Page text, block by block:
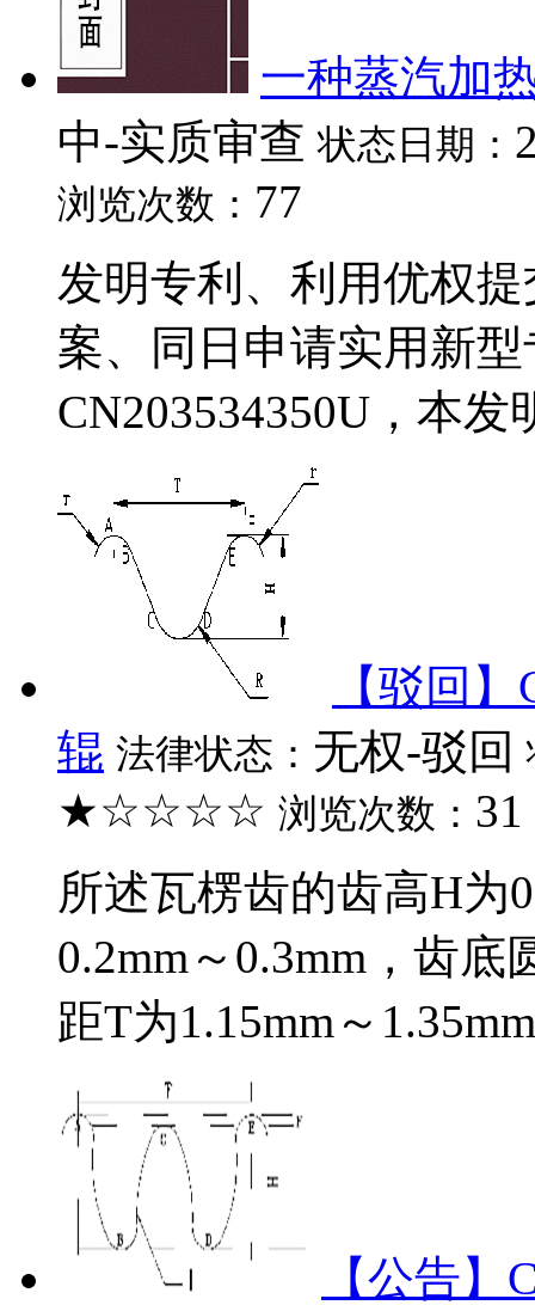
一种蒸汽加
中-实质审查状态日期：
浏览次数： 77
发明专利、利用优权
案、同日申请实用新
CN203534350U，本
【驳回
辊 法律状态： 无权-驳回
★☆☆☆☆ 浏览次数： 31
所述瓦楞齿的齿高H为
0.2mm～0.3mm，齿底
距T为1.15mm～
【公告